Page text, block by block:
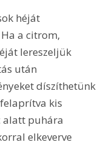
héját
a citrom,
lereszeljük
után
díszíthetünk
kis
alatt puhára
elkeverve